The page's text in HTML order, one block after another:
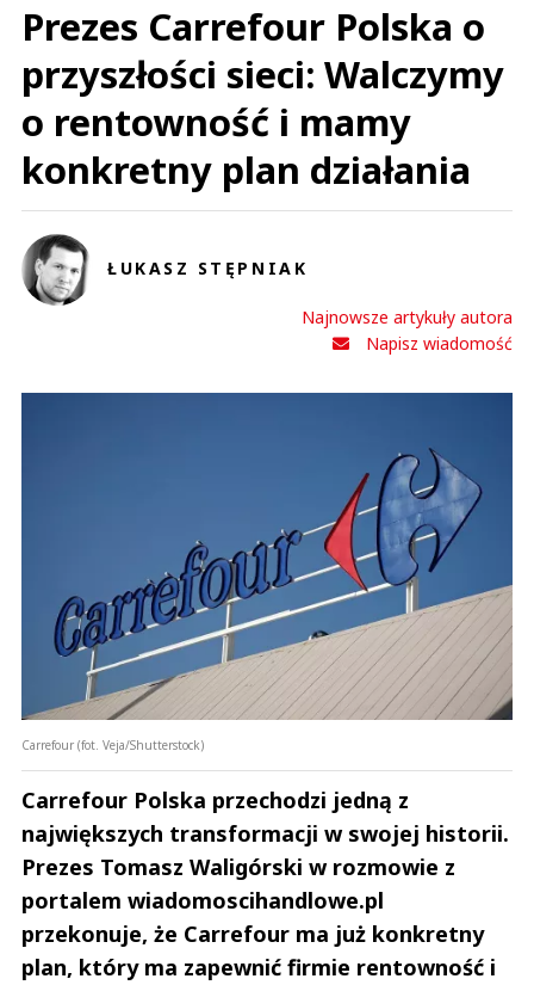
Prezes Carrefour Polska o
przyszłości sieci: Walczymy
o rentowność i mamy
konkretny plan działania
ŁUKASZ STĘPNIAK
Najnowsze artykuły autora
Napisz wiadomość
Carrefour (fot. Veja/Shutterstock)
Carrefour Polska przechodzi jedną z
największych transformacji w swojej historii.
Prezes Tomasz Waligórski w rozmowie z
portalem wiadomoscihandlowe.pl
przekonuje, że Carrefour ma już konkretny
plan, który ma zapewnić firmie rentowność i